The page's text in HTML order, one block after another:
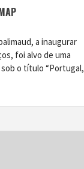
a inaugurar
foi alvo de uma
o título “Portugal,